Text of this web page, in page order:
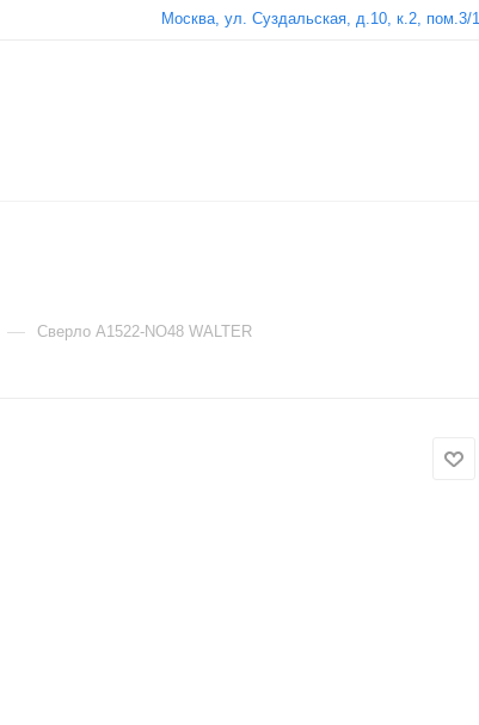
Москва, ул. Суздальская, д.10, к.2, пом.3/1
— Сверло A1522-NO48 WALTER